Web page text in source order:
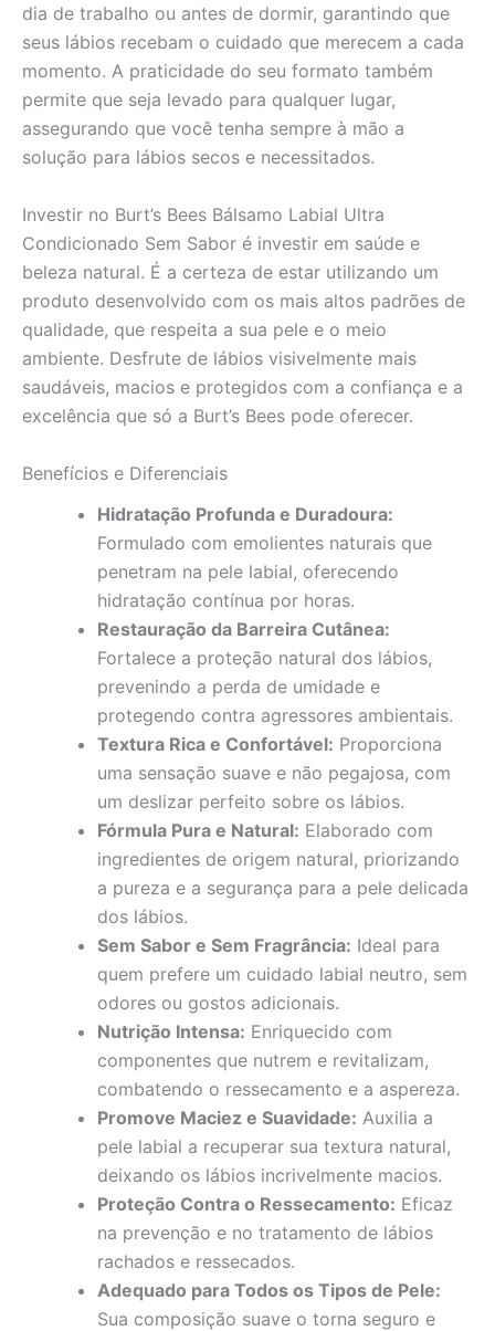
dia de trabalho ou antes de dormir, garantindo que
seus lábios recebam o cuidado que merecem a cada
momento. A praticidade do seu formato também
permite que seja levado para qualquer lugar,
assegurando que você tenha sempre à mão a
solução para lábios secos e necessitados.
Investir no Burt’s Bees Bálsamo Labial Ultra
Condicionado Sem Sabor é investir em saúde e
beleza natural. É a certeza de estar utilizando um
produto desenvolvido com os mais altos padrões de
qualidade, que respeita a sua pele e o meio
ambiente. Desfrute de lábios visivelmente mais
saudáveis, macios e protegidos com a confiança e a
excelência que só a Burt’s Bees pode oferecer.
Benefícios e Diferenciais
Hidratação Profunda e Duradoura:
Formulado com emolientes naturais que
penetram na pele labial, oferecendo
hidratação contínua por horas.
Restauração da Barreira Cutânea:
Fortalece a proteção natural dos lábios,
prevenindo a perda de umidade e
protegendo contra agressores ambientais.
Textura Rica e Confortável: Proporciona
uma sensação suave e não pegajosa, com
um deslizar perfeito sobre os lábios.
Fórmula Pura e Natural: Elaborado com
ingredientes de origem natural, priorizando
a pureza e a segurança para a pele delicada
dos lábios.
Sem Sabor e Sem Fragrância: Ideal para
quem prefere um cuidado labial neutro, sem
odores ou gostos adicionais.
Nutrição Intensa: Enriquecido com
componentes que nutrem e revitalizam,
combatendo o ressecamento e a aspereza.
Promove Maciez e Suavidade: Auxilia a
pele labial a recuperar sua textura natural,
deixando os lábios incrivelmente macios.
Proteção Contra o Ressecamento: Eficaz
na prevenção e no tratamento de lábios
rachados e ressecados.
Adequado para Todos os Tipos de Pele:
Sua composição suave o torna seguro e